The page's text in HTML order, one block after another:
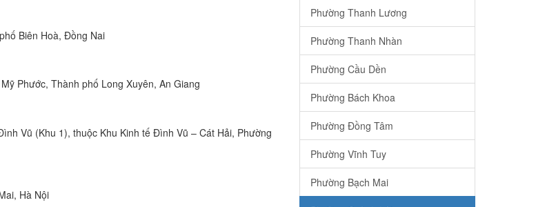
Biên Hoà, Đồng Nai
Phước, Thành phố Long Xuyên, An Giang
Vũ (Khu 1), thuộc Khu Kinh tế Đình Vũ – Cát Hải, Phường
Hà Nội
Phường Thanh Lương
Phường Thanh Nhàn
Phường Cầu Dền
Phường Bách Khoa
Phường Đồng Tâm
Phường Vĩnh Tuy
Phường Bạch Mai